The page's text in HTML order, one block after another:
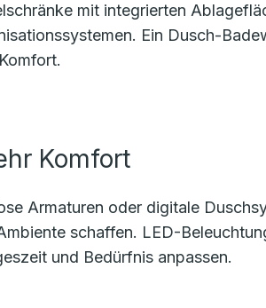
mit integrierten
Ein Dusch-
Komfort
Armaturen oder digitale
schaffen. LED-
und Bedürfnis anpassen.